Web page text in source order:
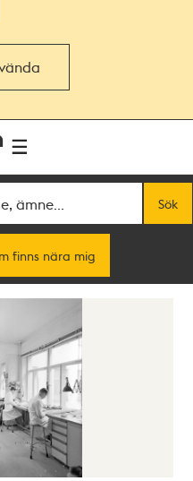
Sök
finns nära mig